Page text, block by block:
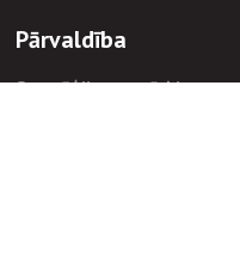
Pārvaldība
Stratēģija un mērķi